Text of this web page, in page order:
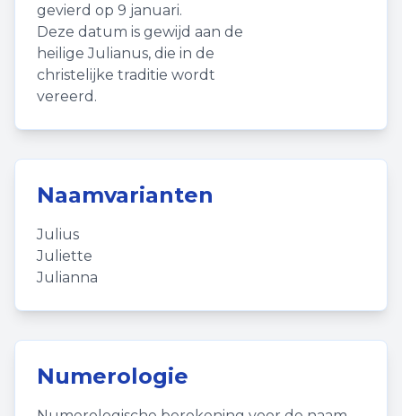
gevierd op 9 januari.
Deze datum is gewijd aan de
heilige Julianus, die in de
christelijke traditie wordt
vereerd.
Naamvarianten
Julius
Juliette
Julianna
Numerologie